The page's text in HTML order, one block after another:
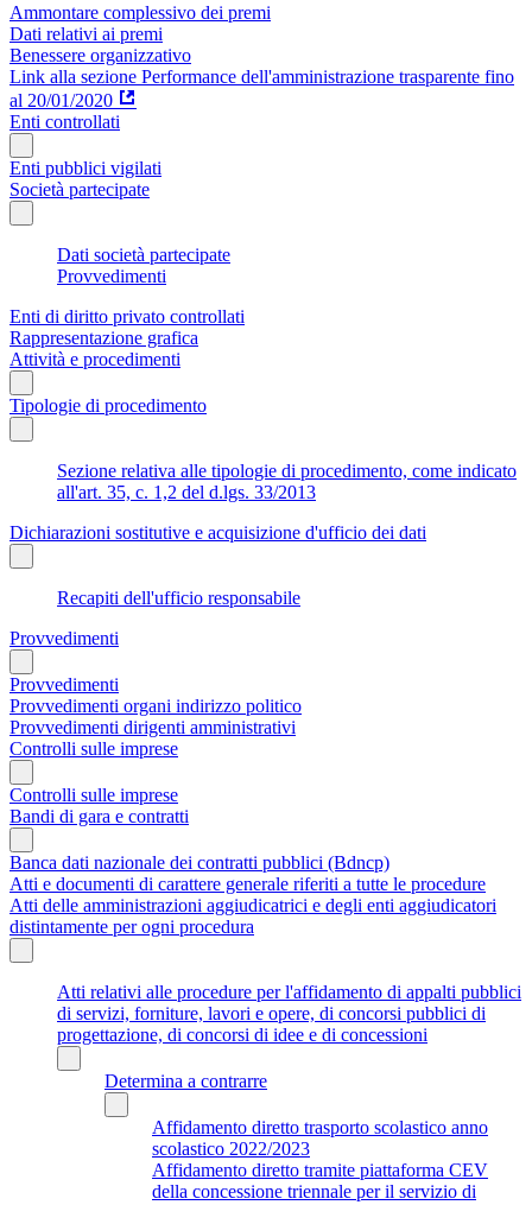
Ammontare complessivo dei premi
Dati relativi ai premi
Benessere organizzativo
Link alla sezione Performance dell'amministrazione trasparente fino
al 20/01/2020
Enti controllati
Enti pubblici vigilati
Società partecipate
Dati società partecipate
Provvedimenti
Enti di diritto privato controllati
Rappresentazione grafica
Attività e procedimenti
Tipologie di procedimento
Sezione relativa alle tipologie di procedimento, come indicato
all'art. 35, c. 1,2 del d.lgs. 33/2013
Dichiarazioni sostitutive e acquisizione d'ufficio dei dati
Recapiti dell'ufficio responsabile
Provvedimenti
Provvedimenti
Provvedimenti organi indirizzo politico
Provvedimenti dirigenti amministrativi
Controlli sulle imprese
Controlli sulle imprese
Bandi di gara e contratti
Banca dati nazionale dei contratti pubblici (Bdncp)
Atti e documenti di carattere generale riferiti a tutte le procedure
Atti delle amministrazioni aggiudicatrici e degli enti aggiudicatori
distintamente per ogni procedura
Atti relativi alle procedure per l'affidamento di appalti pubblici
di servizi, forniture, lavori e opere, di concorsi pubblici di
progettazione, di concorsi di idee e di concessioni
Determina a contrarre
Affidamento diretto trasporto scolastico anno
scolastico 2022/2023
Affidamento diretto tramite piattaforma CEV
della concessione triennale per il servizio di